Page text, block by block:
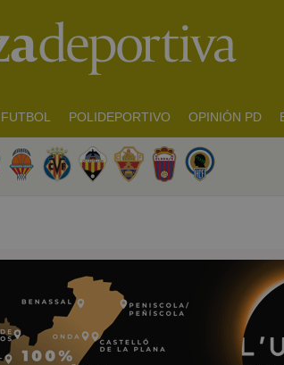
FUTBOL POLIDEPORTIVO OPINIÓN PD